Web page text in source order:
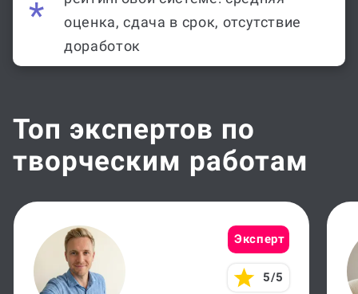
оценка, сдача в срок, отсутствие
доработок
Топ экспертов по
творческим работам
Эксперт
5/5